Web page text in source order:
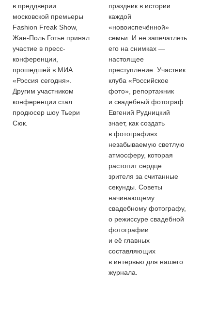
в преддверии
московской премьеры
Fashion Freak Show,
Жан-Поль Готье принял
участие в пресс-
конференции,
прошедшей в МИА
«Россия сегодня».
Другим участником
конференции стал
продюсер шоу Тьери
Сюк.
праздник в истории
каждой
«новоиспечённой»
семьи. И не запечатлеть
его на снимках —
настоящее
преступление. Участник
клуба «Российское
фото», репортажник
и свадебный фотограф
Евгений Рудницкий
знает, как создать
в фотографиях
незабываемую светлую
атмосферу, которая
растопит сердце
зрителя за считанные
секунды. Советы
начинающему
свадебному фотографу,
о режиссуре свадебной
фотографии
и её главных
составляющих
в интервью для нашего
журнала.